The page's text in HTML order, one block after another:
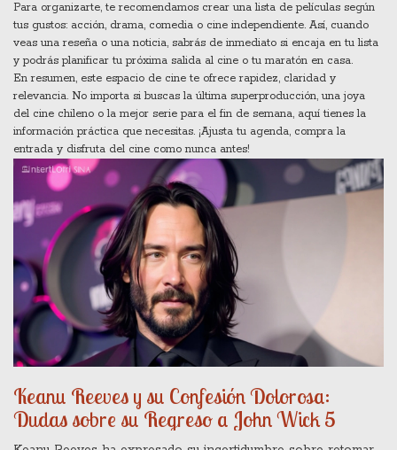
Para organizarte, te recomendamos crear una lista de películas según
tus gustos: acción, drama, comedia o cine independiente. Así, cuando
veas una reseña o una noticia, sabrás de inmediato si encaja en tu lista
y podrás planificar tu próxima salida al cine o tu maratón en casa.
En resumen, este espacio de cine te ofrece rapidez, claridad y
relevancia. No importa si buscas la última superproducción, una joya
del cine chileno o la mejor serie para el fin de semana, aquí tienes la
información práctica que necesitas. ¡Ajusta tu agenda, compra la
entrada y disfruta del cine como nunca antes!
Keanu Reeves y su Confesión Dolorosa:
Dudas sobre su Regreso a John Wick 5